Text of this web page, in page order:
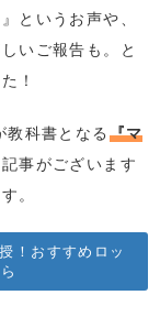
というお声や、
いご報告も。と
！
教科書となる 『マ
事がございます
。
！おすすめロッ